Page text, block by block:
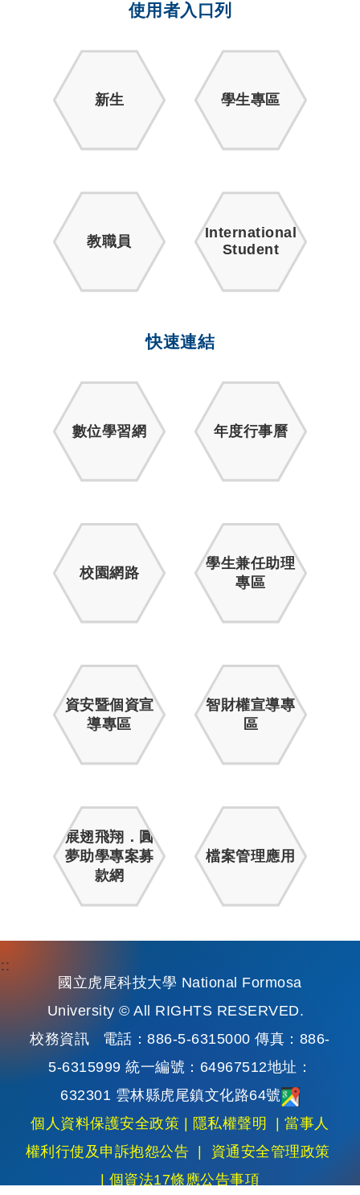
使用者入口列
新生 學生專區
教職員
International
Student
快速連結
數位學習網 年度行事曆
校園網路
學生兼任助理
專區
資安暨個資宣
導專區
智財權宣導專
區
展翅飛翔．圓
夢助學專案募
款網
檔案管理應用
國立虎尾科技大學 National Formosa
University © All RIGHTS RESERVED.
校務資訊 電話：886-5-6315000 傳真：886-
5-6315999 統一編號：64967512地址：
632301 雲林縣虎尾鎮文化路64號
個人資料保護安全政策
隱私權聲明 |當事人
權利行使及申訴抱怨公告
資通安全管理政策
個資法17條應公告事項